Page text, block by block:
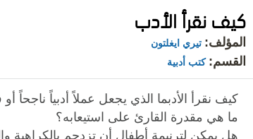
كيف نقرأ الأدب
المؤلف: تيري ايغلتون
القسم: كتب أدبية
كيف نقرأ الأدبما الذي يجعل عملاً أدبياً ناجحاً أو
ما هي مقدرة القارئ على استيعابه؟
هل يمكن لترنيمة أطفال أن تزدحم بالكراهية